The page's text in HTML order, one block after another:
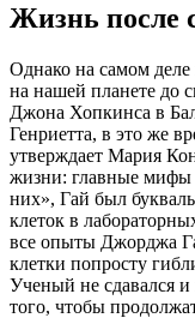
Жизнь после
Однако на самом деле
на нашей планете до
Джона Хопкинса в
Генриетта, в это же
утверждает Мария
жизни: главные мифы
них», Гай был
клеток в
все опыты Джорджа
клетки попросту
Ученый не сдавался
того, чтобы